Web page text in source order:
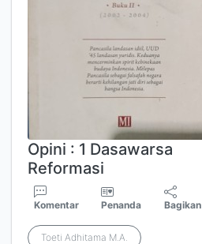
Opini : 1 Dasawarsa
Reformasi
Komentar Penanda Bagikan
Toeti Adhitama M.A.